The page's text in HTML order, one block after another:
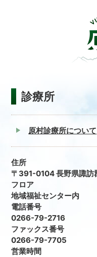
診療
原村診療所について
住所
〒391-0104 長野県諏訪
フロア
地域福祉センター内
電話番号
0266-79-2716
ファックス番号
0266-79-7705
営業時間